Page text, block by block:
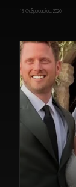
15 Φεβρουαρίου, 2026